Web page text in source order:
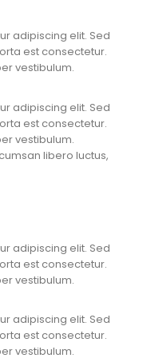
adipiscing elit. Sed
est consectetur.
vestibulum.
adipiscing elit. Sed
est consectetur.
vestibulum.
libero luctus,
adipiscing elit. Sed
est consectetur.
vestibulum.
adipiscing elit. Sed
est consectetur.
vestibulum.